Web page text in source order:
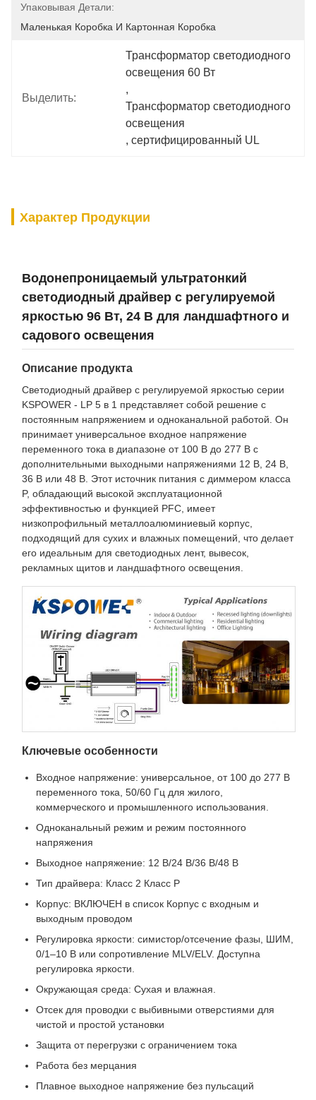
Упаковывая Детали:
Маленькая Коробка И Картонная Коробка
Выделить:
Трансформатор светодиодного
освещения 60 Вт
,
Трансформатор светодиодного
освещения
, сертифицированный UL
Характер Продукции
Водонепроницаемый ультратонкий
светодиодный драйвер с регулируемой
яркостью 96 Вт, 24 В для ландшафтного и
садового освещения
Описание продукта
Светодиодный драйвер с регулируемой яркостью серии
KSPOWER - LP 5 в 1 представляет собой решение с
постоянным напряжением и одноканальной работой. Он
принимает универсальное входное напряжение
переменного тока в диапазоне от 100 В до 277 В с
дополнительными выходными напряжениями 12 В, 24 В,
36 В или 48 В. Этот источник питания с диммером класса
P, обладающий высокой эксплуатационной
эффективностью и функцией PFC, имеет
низкопрофильный металлоалюминиевый корпус,
подходящий для сухих и влажных помещений, что делает
его идеальным для светодиодных лент, вывесок,
рекламных щитов и ландшафтного освещения.
Ключевые особенности
Входное напряжение: универсальное, от 100 до 277 В
переменного тока, 50/60 Гц для жилого,
коммерческого и промышленного использования.
Одноканальный режим и режим постоянного
напряжения
Выходное напряжение: 12 В/24 В/36 В/48 В
Тип драйвера: Класс 2 Класс P
Корпус: ВКЛЮЧЕН в список Корпус с входным и
выходным проводом
Регулировка яркости: симистор/отсечение фазы, ШИМ,
0/1–10 В или сопротивление MLV/ELV. Доступна
регулировка яркости.
Окружающая среда: Сухая и влажная.
Отсек для проводки с выбивными отверстиями для
чистой и простой установки
Защита от перегрузки с ограничением тока
Работа без мерцания
Плавное выходное напряжение без пульсаций